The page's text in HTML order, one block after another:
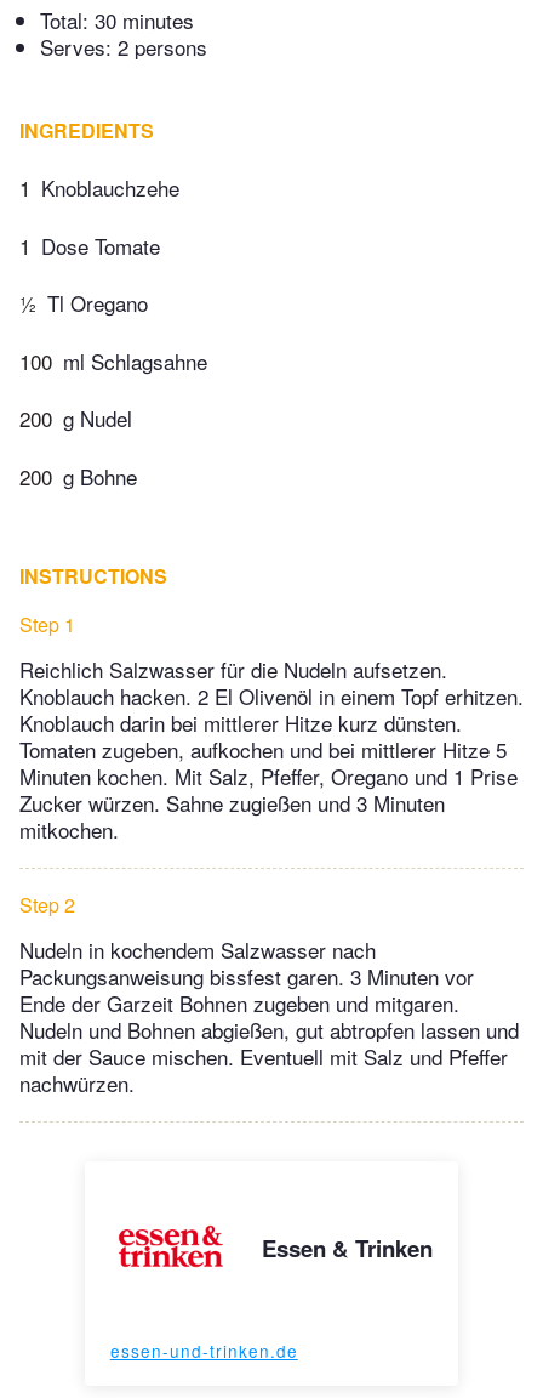
Total: 30 minutes
Serves: 2 persons
INGREDIENTS
1 Knoblauchzehe
1 Dose Tomate
½ Tl Oregano
100 ml Schlagsahne
200 g Nudel
200 g Bohne
INSTRUCTIONS
Step 1
Reichlich Salzwasser für die Nudeln aufsetzen.
Knoblauch hacken. 2 El Olivenöl in einem Topf erhitzen.
Knoblauch darin bei mittlerer Hitze kurz dünsten.
Tomaten zugeben, aufkochen und bei mittlerer Hitze 5
Minuten kochen. Mit Salz, Pfeffer, Oregano und 1 Prise
Zucker würzen. Sahne zugießen und 3 Minuten
mitkochen.
Step 2
Nudeln in kochendem Salzwasser nach
Packungsanweisung bissfest garen. 3 Minuten vor
Ende der Garzeit Bohnen zugeben und mitgaren.
Nudeln und Bohnen abgießen, gut abtropfen lassen und
mit der Sauce mischen. Eventuell mit Salz und Pfeffer
nachwürzen.
Essen & Trinken
essen-und-trinken.de